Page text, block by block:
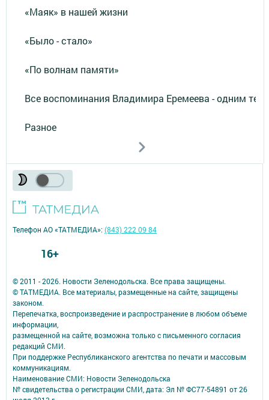
«Маяк» в нашей жизни
«Было - стало»
«По волнам памяти»
Все воспоминания Владимира Еремеева - одним
Разное
© 2011 - 2026. Новости Зеленодольска. Все права защищены.
© ТАТМЕДИА. Все материалы, размещенные на сайте, защищены
законом.
Перепечатка, воспроизведение и распространение в любом объеме
информации,
размещенной на сайте, возможна только с письменного согласия
редакций СМИ.
При поддержке Республиканского агентства по печати и массовым
коммуникациям.
Наименование СМИ: Новости Зеленодольска
№ свидетельства о регистрации СМИ, дата: Эл № ФС77-54891 от 26
Телефон АО «ТАТМЕДИА»:(843) 222 09 84
16+